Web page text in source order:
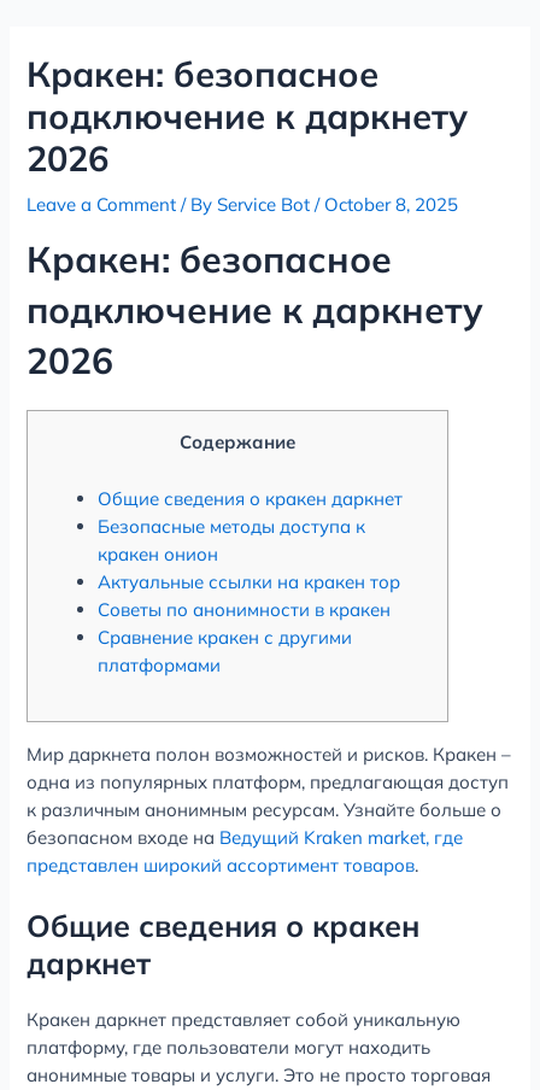
contentКракен: безопасное
подключение к даркнету
2026
Leave a Comment / ByService Bot/ October 8, 2025
Кракен: безопасное
подключение к даркнету
2026
Содержание
Общие сведения о кракен даркнет
Безопасные методы доступа к
кракен онион
Актуальные ссылки на кракен тор
Советы по анонимности в кракен
Сравнение кракен с другими
платформами
Мир даркнета полон возможностей и рисков. Кракен –
одна из популярных платформ, предлагающая доступ
к различным анонимным ресурсам. Узнайте больше о
безопасном входе на Ведущий Kraken market, где
представлен широкий ассортимент товаров.
Общие сведения о кракен
даркнет
Кракен даркнет представляет собой уникальную
платформу, где пользователи могут находить
анонимные товары и услуги. Это не просто торговая